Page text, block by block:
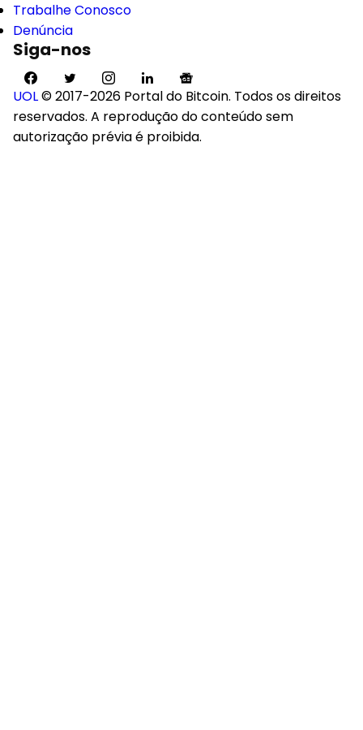
Trabalhe Conosco
Denúncia
Siga-nos
UOL© 2017-2026 Portal do Bitcoin. Todos os direitos
reservados. A reprodução do conteúdo sem
autorização prévia é proibida.